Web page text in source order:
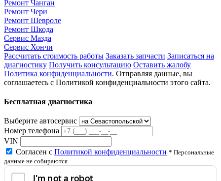
Ремонт Чанган
Ремонт Чери
Ремонт Шевроле
Ремонт Шкода
Сервис Мазда
Сервис Хончи
Рассчитать стоимость работы Заказать запчасти Записаться на
диагностику Получить консультацию Оставить жалобу
Политика конфиденциальности. Отправляя данные, вы
соглашаетесь с Политикой конфиденциальности этого сайта.
Бесплатная диагностика
Выберите автосервис
Номер телефона
VIN
Согласен с Политикой конфиденциальности * Персональные
данные не собираются